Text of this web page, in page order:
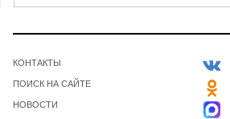
КОНТАКТЫ
ПОИСК НА САЙТЕ
НОВОСТИ